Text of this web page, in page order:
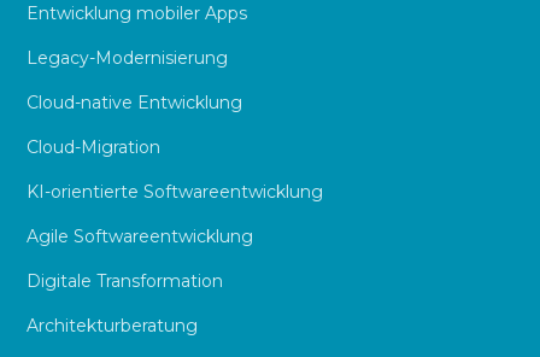
Entwicklung mobiler Apps
Legacy-Modernisierung
Cloud-native Entwicklung
Cloud-Migration
KI-orientierte Softwareentwicklung
Agile Softwareentwicklung
Digitale Transformation
Architekturberatung